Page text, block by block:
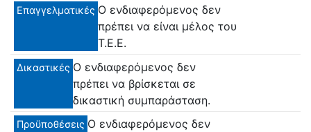
Επαγγελματικές Ο ενδιαφερόμενος δεν
πρέπει να είναι μέλος του
Τ.Ε.Ε.
Δικαστικές Ο ενδιαφερόμενος δεν
πρέπει να βρίσκεται σε
δικαστική συμπαράσταση.
Προϋποθέσεις Ο ενδιαφερόμενος δεν